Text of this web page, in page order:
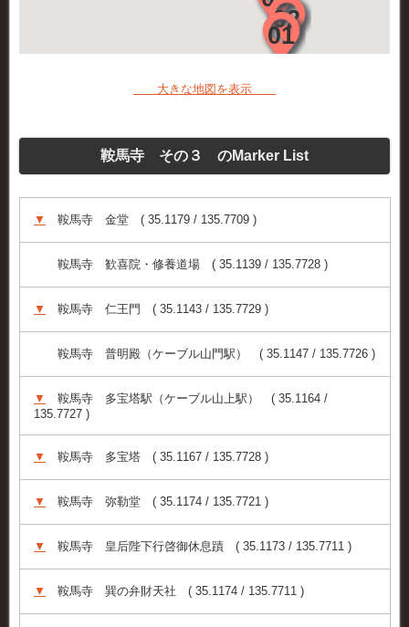
大きな地図を表示
鞍馬寺 その３ のMarker List
▼ 鞍馬寺 金堂 ( 35.1179 / 135.7709 )
鞍馬寺 歓喜院・修養道場 ( 35.1139 / 135.7728 )
▼ 鞍馬寺 仁王門 ( 35.1143 / 135.7729 )
鞍馬寺 普明殿（ケーブル山門駅） ( 35.1147 / 135.7726 )
▼
鞍馬寺 多宝塔駅（ケーブル山上駅） ( 35.1164 /
135.7727 )
▼ 鞍馬寺 多宝塔 ( 35.1167 / 135.7728 )
▼ 鞍馬寺 弥勒堂 ( 35.1174 / 135.7721 )
▼ 鞍馬寺 皇后陛下行啓御休息蹟 ( 35.1173 / 135.7711 )
▼ 鞍馬寺 巽の弁財天社 ( 35.1174 / 135.7711 )